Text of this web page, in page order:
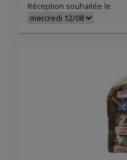
Réception souhaitée le